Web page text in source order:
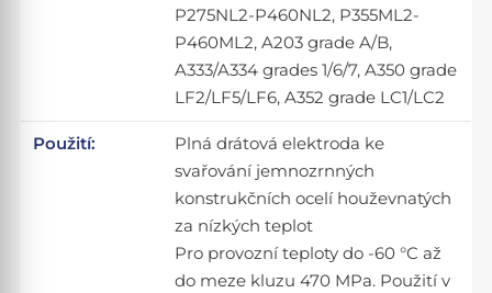
P275NL2-P460NL2, P355ML2-
P460ML2, A203 grade A/B,
A333/A334 grades 1/6/7, A350 grade
LF2/LF5/LF6, A352 grade LC1/LC2
Použití:
Plná drátová elektroda ke
svařování jemnozrnných
konstrukčních ocelí houževnatých
za nízkých teplot
Pro provozní teploty do -60 °C až
do meze kluzu 470 MPa. Použití v